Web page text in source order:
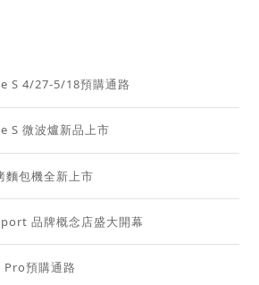
S 4/27-5/18預購通路
S 微波爐新品上市
麵包機全新上市
品牌概念店盛大開幕
預購通路